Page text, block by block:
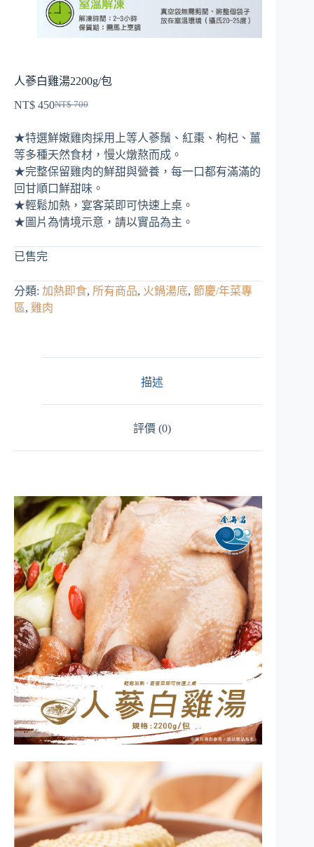
人蔘白雞湯2200g/包
NT$700
始
價
格：
NT$ 700。
NT$ 450
前
價
格：
NT$ 450。
★特選鮮嫩雞肉採用上等人蔘鬚、紅棗、枸杞、薑
等多種天然食材，慢火燉熬而成。
★完整保留雞肉的鮮甜與營養，每一口都有滿滿的
回甘順口鮮甜味。
★輕鬆加熱，宴客菜即可快速上桌。
★圖片為情境示意，請以實品為主。
已售完
分類: 加熱即食, 所有商品, 火鍋湯底, 節慶/年菜專
區, 雞肉
描述
評價 (0)